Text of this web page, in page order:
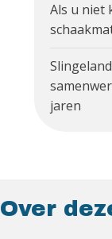
Als u niet
jaren
Over